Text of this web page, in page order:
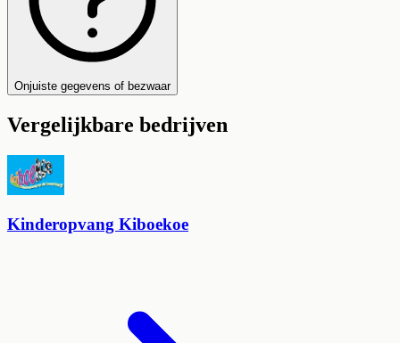
Onjuiste gegevens of bezwaar
Vergelijkbare bedrijven
Kinderopvang Kiboekoe